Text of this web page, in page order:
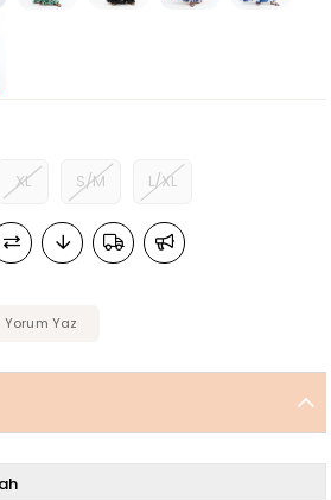
XL S/M L/XL
Yorum Yaz